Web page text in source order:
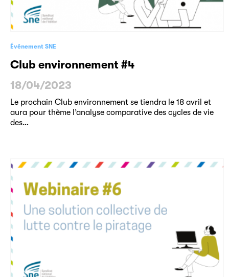
Événement SNE
Club environnement #4
18/04/2023
Le prochain Club environnement se tiendra le 18 avril et
aura pour thème l’analyse comparative des cycles de vie
des…